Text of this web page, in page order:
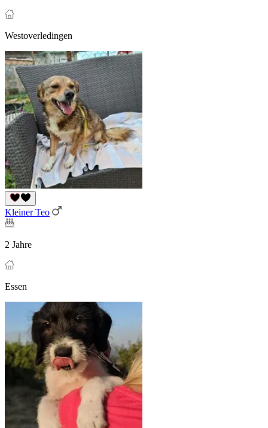
Westoverledingen
Kleiner Teo
2 Jahre
Essen